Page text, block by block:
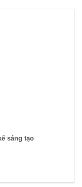
sáng tạo